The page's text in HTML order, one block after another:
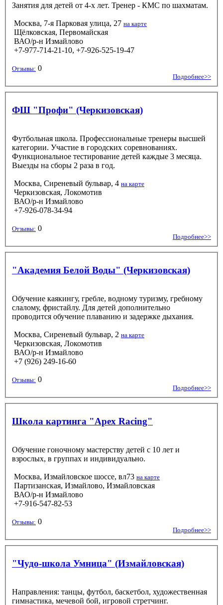
Занятия для детей от 4-х лет. Тренер - КМС по шахматам.
Москва, 7-я Парковая улица, 27 на карте
Щёлковская, Первомайская
ВАО/р-н Измайлово
+7-977-714-21-10, +7-926-525-19-47
Отзывы: 0
Подробнее>>
ФШ "Профи" (Черкизовская)
Футбольная школа. Профессиональные тренеры высшей
категории. Участие в городских соревнованиях.
Функциональное тестирование детей каждые 3 месяца.
Выезды на сборы 2 раза в год.
Москва, Сиреневый бульвар, 4 на карте
Черкизовская, Локомотив
ВАО/р-н Измайлово
+7-926-078-34-94
Отзывы: 0
Подробнее>>
"Академия Белой Воды" (Черкизовская)
Обучение каякингу, гребле, водному туризму, гребному
слалому, фристайлу. Для детей дополнительно
проводится обучение плаванию и задержке дыхания.
Москва, Сиреневый бульвар, 2 на карте
Черкизовская, Локомотив
ВАО/р-н Измайлово
+7 (926) 249-16-60
Отзывы: 0
Подробнее>>
Школа картинга "Apex Racing"
Обучение гоночному мастерству детей с 10 лет и
взрослых, в группах и индивидуально.
Москва, Измайловское шоссе, вл73 на карте
Партизанская, Измайлово, Измайловская
ВАО/р-н Измайлово
+7-916-547-82-53
Отзывы: 0
Подробнее>>
"Чудо-школа Умница" (Измайловская)
Направления: танцы, футбол, баскетбол, художественная
гимнастика, мечевой бой, игровой стретчинг.